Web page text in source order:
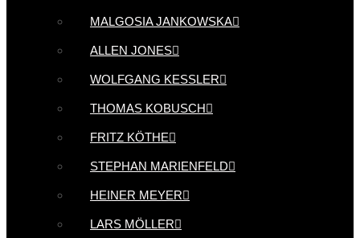
MALGOSIA JANKOWSKA
ALLEN JONES
WOLFGANG KESSLER
THOMAS KOBUSCH
FRITZ KÖTHE
STEPHAN MARIENFELD
HEINER MEYER
LARS MÖLLER